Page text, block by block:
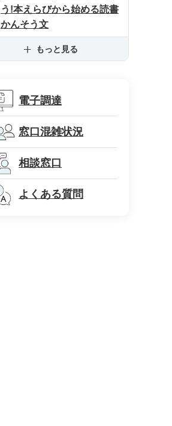
う!本えらびから始める読書
かんそう文
もっと見る
電子調達
窓口混雑状況
相談窓口
よくある質問